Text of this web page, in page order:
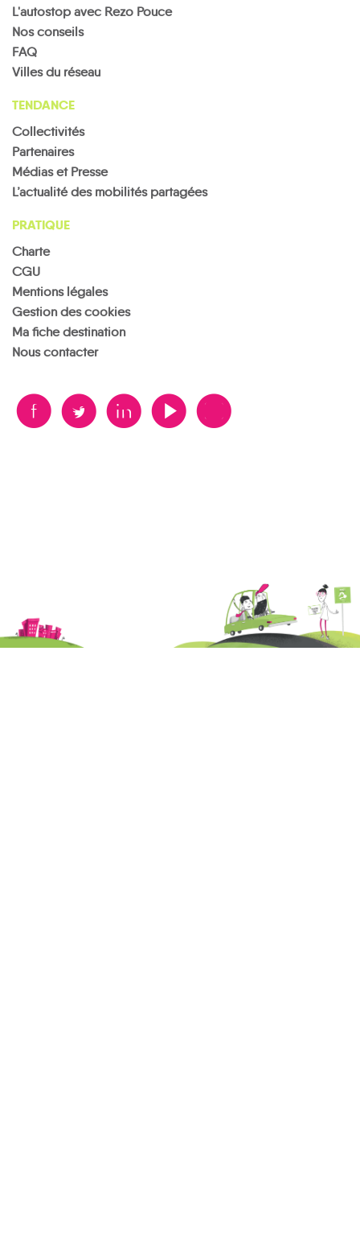
L'autostop avec Rezo Pouce
Nos conseils
FAQ
Villes du réseau
TENDANCE
Collectivités
Partenaires
Médias et Presse
L’actualité des mobilités partagées
PRATIQUE
Charte
CGU
Mentions légales
Gestion des cookies
Ma fiche destination
Nous contacter
B A D F V